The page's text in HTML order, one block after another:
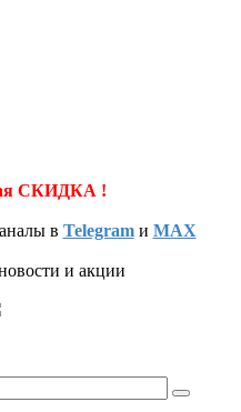
СКИДКА !
в Telegramи MAX
и акции